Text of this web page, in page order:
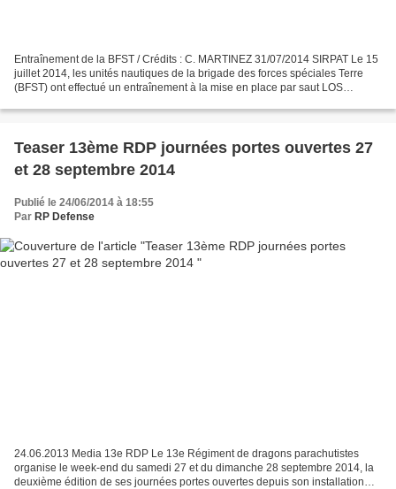
Entraînement de la BFST / Crédits : C. MARTINEZ 31/07/2014 SIRPAT Le 15
juillet 2014, les unités nautiques de la brigade des forces spéciales Terre
(BFST) ont effectué un entraînement à la mise en place par saut LOS
Teaser 13ème RDP journées portes ouvertes 27
et 28 septembre 2014
Publié le 24/06/2014 à 18:55
Par RP Defense
24.06.2013 Media 13e RDP Le 13e Régiment de dragons parachutistes
organise le week-end du samedi 27 et du dimanche 28 septembre 2014, la
deuxième édition de ses journées portes ouvertes depuis son installation